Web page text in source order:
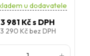
u dodavatele
3 981 Kčs DPH
3 290 Kčbez DPH